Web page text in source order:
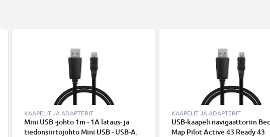
KAAPELIT JA ADAPTERIT
Mini USB -johto 1m - 1A lataus- ja
tiedonsiirtojohto Mini USB - USB-A.
KAAPELIT JA ADAPTERIT
USB-kaapeli navigaattoriin
Map Pilot Active 43 Ready 43